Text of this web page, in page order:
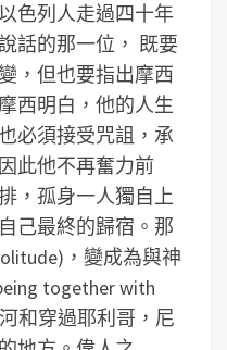
色列人走過四十年
話的那一位， 既要
，但也要指出摩西
西明白，他的人生
必須接受咒詛，承
此他不再奮力前
，孤身一人獨自上
己最終的歸宿。那
，變成為與神
together with
和穿過耶利哥，尼